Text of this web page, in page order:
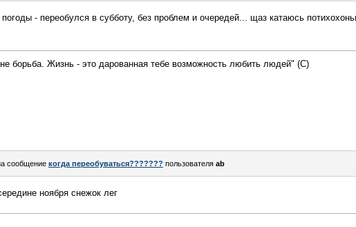
погоды - переобулся в субботу, без проблем и очередей... щаз катаюсь
борьба. Жизнь - это дарованная тебе возможность любить людей" (С)
сообщение когда переобуваться??????? пользователя ab
ноября снежок лег